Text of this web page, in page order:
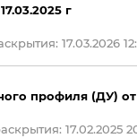
г
17.03.2026
профиля (ДУ) от
17.02.2025